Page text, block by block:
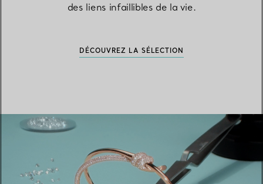
des liens infaillibles de la vie.
DÉCOUVREZ LA SÉLECTION